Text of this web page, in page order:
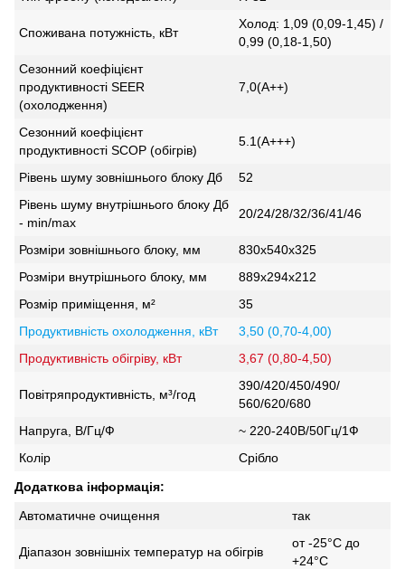
Споживана потужність, кВт
Холод: 1,09 (0,09-1,45) /
0,99 (0,18-1,50)
Сезонний коефіцієнт
продуктивності SEER
(охолодження)
7,0(А++)
Сезонний коефіцієнт
продуктивності SCOP (обігрів)
5.1(А+++)
Рівень шуму зовнішнього блоку Дб
52
Рівень шуму внутрішнього блоку Дб
- min/max
20/24/28/32/36/41/46
Розміри зовнішнього блоку, мм
830х540х325
Розміри внутрішнього блоку, мм
889х294х212
Розмір приміщення, м²
35
Продуктивність охолодження, кВт
3,50 (0,70-4,00)
Продуктивність обігріву, кВт
3,67 (0,80-4,50)
Повітряпродуктивність, м³/год
390/420/450/490/
560/620/680
Напруга, В/Гц/Ф
~ 220-240В/50Гц/1Ф
Колір
Срібло
Додаткова інформація:
Автоматичне очищення
так
Діапазон зовнішніх температур на обігрів
от -25°С до
+24°С